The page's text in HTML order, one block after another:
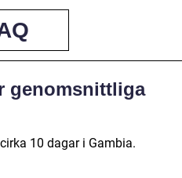
genomsnittliga
10 dagar i Gambia.